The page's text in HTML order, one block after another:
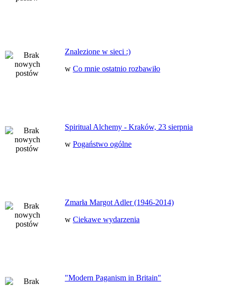
Znalezione w sieci :)
w Co mnie ostatnio rozbawiło
Spiritual Alchemy - Kraków, 23 sierpnia
w Pogaństwo ogólne
Zmarła Margot Adler (1946-2014)
w Ciekawe wydarzenia
"Modern Paganism in Britain"